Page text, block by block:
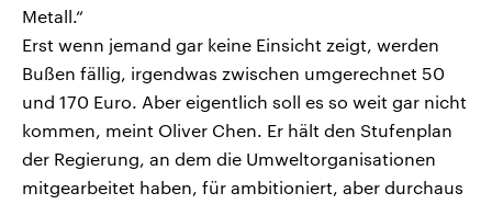
Metall.“
Erst wenn jemand gar keine Einsicht zeigt, werden
Bußen fällig, irgendwas zwischen umgerechnet 50
und 170 Euro. Aber eigentlich soll es so weit gar nicht
kommen, meint Oliver Chen. Er hält den Stufenplan
der Regierung, an dem die Umweltorganisationen
mitgearbeitet haben, für ambitioniert, aber durchaus